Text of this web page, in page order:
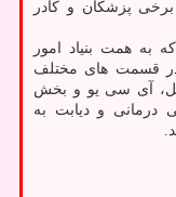
برخی پزشکان و کادر
که به همت بنیاد امور
قسمت های مختلف
آی سی یو و بخش
درمانی و دیابت به